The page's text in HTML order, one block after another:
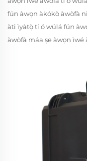
fún àwọn àkókò àwòfà
àti ìyàtọ̀ tí ó wúlá fún
àwòfà máa ṣe àwọn